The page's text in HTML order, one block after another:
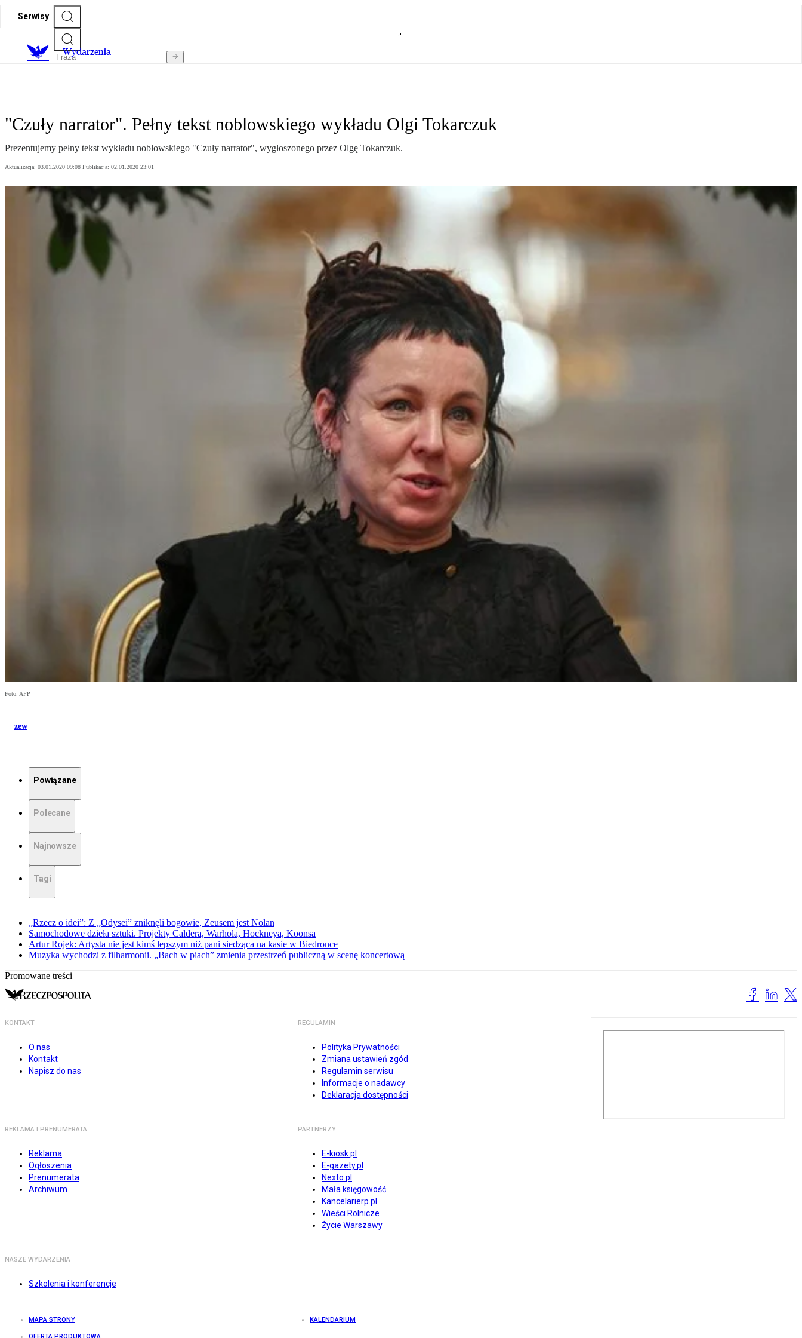
Serwisy
Wydarzenia
"Czuły narrator". Pełny tekst noblowskiego wykładu Olgi Tokarczuk
Prezentujemy pełny tekst wykładu noblowskiego "Czuły narrator", wygłoszonego przez Olgę Tokarczuk.
Aktualizacja: 03.01.2020 09:08 Publikacja: 02.01.2020 23:01
Foto: AFP
zew
Powiązane
Polecane
Najnowsze
Tagi
„Rzecz o idei”: Z „Odysei” zniknęli bogowie, Zeusem jest Nolan
Samochodowe dzieła sztuki. Projekty Caldera, Warhola, Hockneya, Koonsa
Artur Rojek: Artysta nie jest kimś lepszym niż pani siedząca na kasie w Biedronce
Muzyka wychodzi z filharmonii. „Bach w piach” zmienia przestrzeń publiczną w scenę koncertową
Promowane treści
KONTAKT
O nas
Kontakt
Napisz do nas
REGULAMIN
Polityka Prywatności
Zmiana ustawień zgód
Regulamin serwisu
Informacje o nadawcy
Deklaracja dostępności
REKLAMA I PRENUMERATA
Reklama
Ogłoszenia
Prenumerata
Archiwum
PARTNERZY
E-kiosk.pl
E-gazety.pl
Nexto.pl
Mała księgowość
Kancelarierp.pl
Wieści Rolnicze
Życie Warszawy
NASZE WYDARZENIA
Szkolenia i konferencje
MAPA STRONY KALENDARIUM